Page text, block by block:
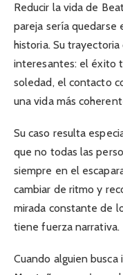
Reducir la vida de
pareja sería quedarse
historia. Su
interesantes: el éxito
soledad, el contacto
una vida más
Su caso resulta
que no todas las
siempre en el
cambiar de ritmo y
mirada constante de
tiene fuerza narrativa.
Cuando alguien